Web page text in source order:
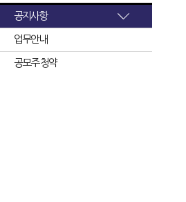
공지사항
업무안내
공모주 청약